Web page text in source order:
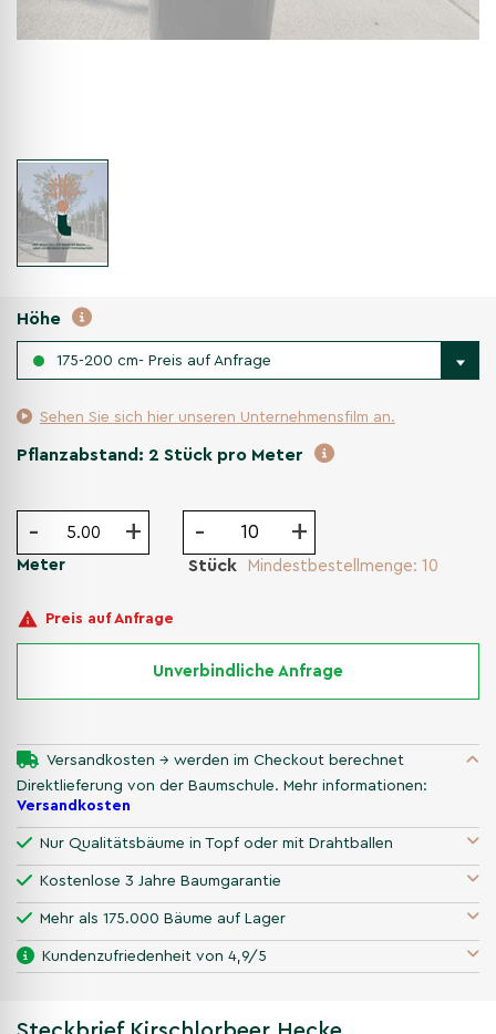
Höhe
175-200 cm- Preis auf Anfrage
Sehen Sie sich hier unseren Unternehmensfilm an.
Pflanzabstand: 2 Stück pro Meter
- +
Meter
- +
Stück Mindestbestellmenge: 10
Preis auf Anfrage
Unverbindliche Anfrage
Versandkosten → werden im Checkout berechnet
Direktlieferung von der Baumschule. Mehr informationen:
Versandkosten
Nur Qualitätsbäume in Topf oder mit Drahtballen
Kostenlose 3 Jahre Baumgarantie
Mehr als 175.000 Bäume auf Lager
Kundenzufriedenheit von 4,9/5